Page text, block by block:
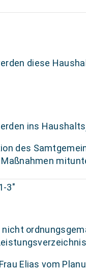
diese
ins
des
3"
Elias vom